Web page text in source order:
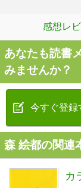
感想レ
あなたも読書
みませんか？
今すぐ登録
森 絵都の関連
カ